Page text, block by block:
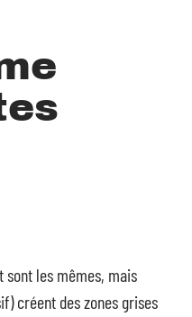
sont les mêmes, mais
créent des zones grises